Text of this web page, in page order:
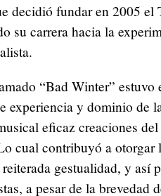
decidió fundar en 2005
su carrera hacia la
“Bad Winter” estuvo
experiencia y dominio de
eficaz creaciones
cual contribuyó a otorgar
gestualidad, y así
a pesar de la brevedad